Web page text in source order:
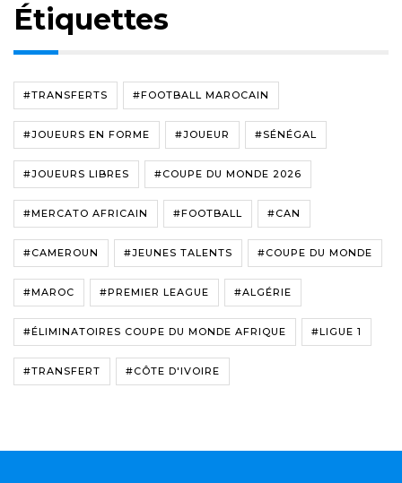
Étiquettes
#TRANSFERTS #FOOTBALL MAROCAIN
#JOUEURS EN FORME #JOUEUR #SÉNÉGAL
#JOUEURS LIBRES #COUPE DU MONDE 2026
#MERCATO AFRICAIN #FOOTBALL #CAN
#CAMEROUN #JEUNES TALENTS #COUPE DU MONDE
#MAROC #PREMIER LEAGUE #ALGÉRIE
#ÉLIMINATOIRES COUPE DU MONDE AFRIQUE #LIGUE 1
#TRANSFERT #CÔTE D'IVOIRE